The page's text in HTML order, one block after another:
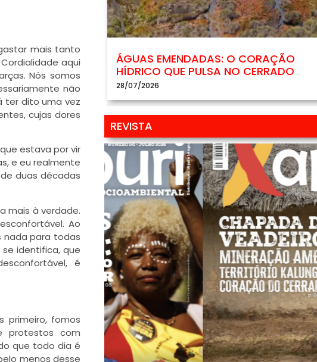
mais tanto
aqui
Nós somos
não
ter dito uma vez
cujas dores
estava por vir
e eu realmente
duas décadas
mais à verdade.
Ao
nada para todas
identifica, que
é
primeiro, fomos
protestos com
que todo dia é
menos desse
ÁGUAS EMENDADAS: O CORAÇÃO
HÍDRICO QUE PULSA NO CERRADO
28/07/2026
REVISTA